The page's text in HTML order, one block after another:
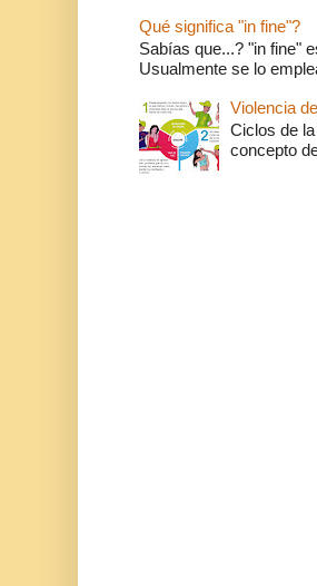
Qué significa "in fine"?
Sabías que...? "in fine"
Usualmente se lo
Violencia
Ciclos de
concepto